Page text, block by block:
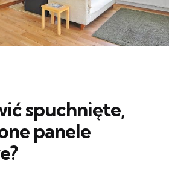
spuchnięte,
panele